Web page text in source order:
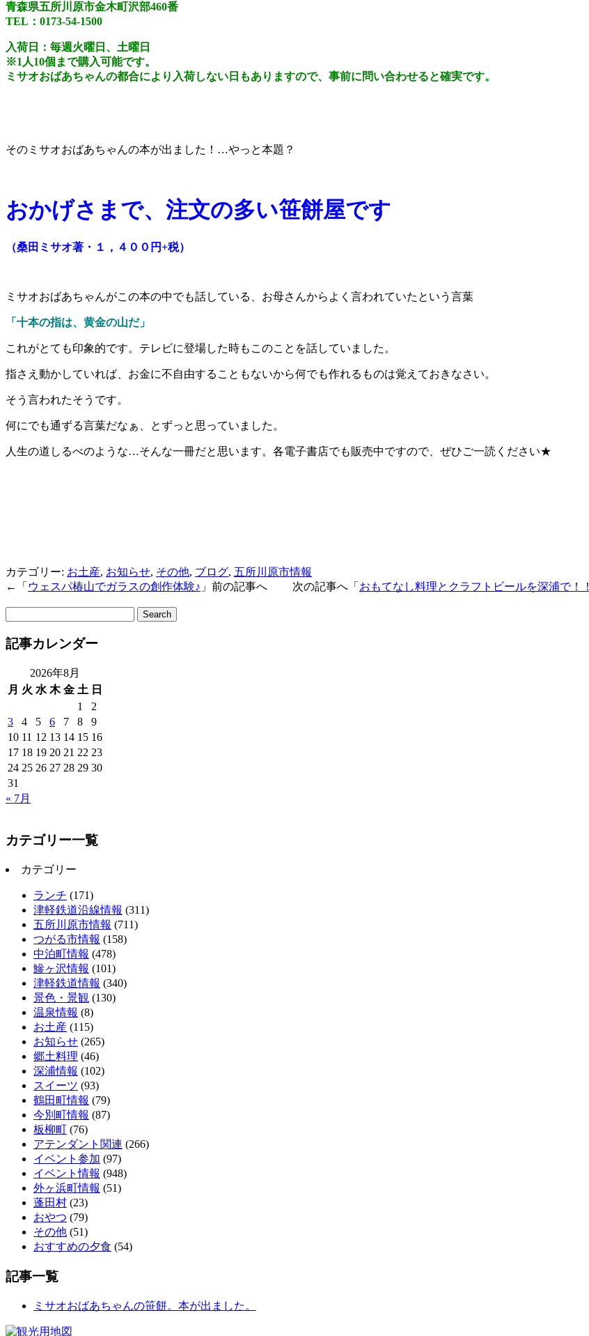
青森県五所川原市金木町沢部460番
TEL：0173-54-1500
入荷日：毎週火曜日、土曜日
※1人10個まで購入可能です。
ミサオおばあちゃんの都合により入荷しない日もありますので、事前に問い合わせると確実です。
そのミサオおばあちゃんの本が出ました！…やっと本題？
おかげさまで、注文の多い笹餅屋です
（桑田ミサオ著・１，４００円+税）
ミサオおばあちゃんがこの本の中でも話している、お母さんからよく言われていたという言葉
「十本の指は、黄金の山だ」
これがとても印象的です。テレビに登場した時もこのことを話していました。
指さえ動かしていれば、お金に不自由することもないから何でも作れるものは覚えておきなさい。
そう言われたそうです。
何にでも通ずる言葉だなぁ、とずっと思っていました。
人生の道しるべのような…そんな一冊だと思います。各電子書店でも販売中ですので、ぜひご一読ください★
カテゴリー: お土産, お知らせ, その他, ブログ, 五所川原市情報
←「 ウェスパ椿山でガラスの創作体験♪ 」前の記事へ 次の記事へ「 おもてなし料理とクラフトビールを深浦で！！
ト
索:
記事カレンダー
2026年8月
月 火 水 木 金 土 日
1
2
3
4 5 6 7 8
9
10 11 12 13 14 15 16
17 18 19 20 21 22 23
24 25 26 27 28 29 30
31
« 7月
カテゴリー一覧
カテゴリー
ランチ (171)
津軽鉄道沿線情報 (311)
五所川原市情報 (711)
つがる市情報 (158)
中泊町情報 (478)
鰺ヶ沢情報 (101)
津軽鉄道情報 (340)
景色・景観 (130)
温泉情報 (8)
お土産 (115)
お知らせ (265)
郷土料理 (46)
深浦情報 (102)
スイーツ (93)
鶴田町情報 (79)
今別町情報 (87)
板柳町 (76)
アテンダント関連 (266)
イベント参加 (97)
イベント情報 (948)
外ヶ浜町情報 (51)
蓬田村 (23)
おやつ (79)
その他 (51)
おすすめの夕食 (54)
記事一覧
ミサオおばあちゃんの笹餅。本が出ました。